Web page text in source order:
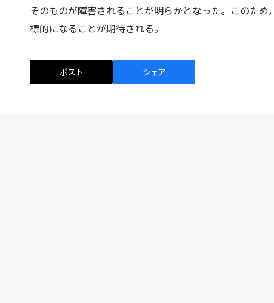
そのものが障害されることが明らかとなった。このた
標的になることが期待される。
ポスト シェア